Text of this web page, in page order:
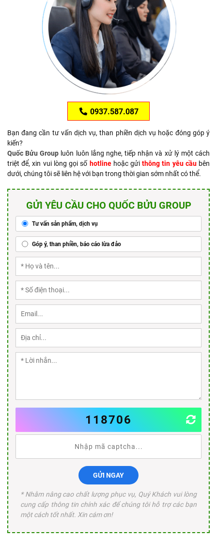
0937.587.087
Bạn đang cần tư vấn dịch vụ, than phiền dịch vụ hoặc đóng góp ý
kiến?
Quốc Bửu Group luôn luôn lắng nghe, tiếp nhận và xử lý một cách
triệt để, xin vui lòng gọi số hotlinehoặc gửithông tin yêu cầubên
dưới, chúng tôi sẽ liên hệ với bạn trong thời gian sớm nhất có thể.
GỬI YÊU CẦU CHO QUỐC BỬU GROUP
Tư vấn sản phẩm, dịch vụ
Góp ý, than phiền, báo cáo lừa đảo
118706
GỬI NGAY
* Nhằm nâng cao chất lượng phục vụ, Quý Khách vui lòng
cung cấp thông tin chính xác để chúng tôi hỗ trợ các bạn
một cách tốt nhất. Xin cám ơn!